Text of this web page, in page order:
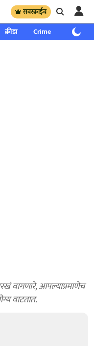
सबस्क्राईब
क्रीडा Crime साप्ताहिक
वागणारे, आपल्याप्रमाणेच
वाटतात.